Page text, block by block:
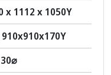
x 1112 x 1050Υ